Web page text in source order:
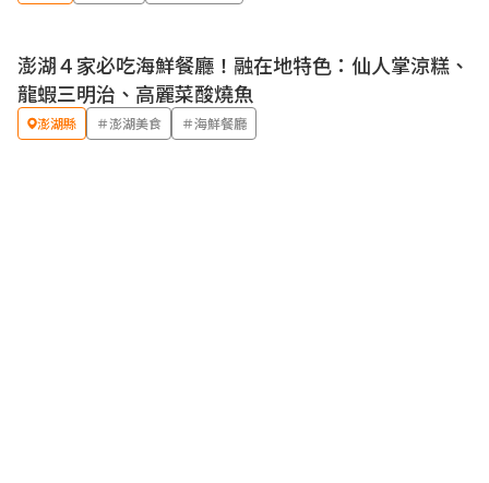
澎湖４家必吃海鮮餐廳！融在地特色：仙人掌涼糕、
龍蝦三明治、高麗菜酸燒魚
澎湖縣 ＃澎湖美食 ＃海鮮餐廳